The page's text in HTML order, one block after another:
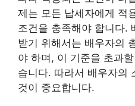
제는 모든 납세자에게 적
조건을 충족해야 합니다.
받기 위해서는 배우자의
야 하며, 이 기준을 초과
습니다. 따라서 배우자의
것이 중요합니다.